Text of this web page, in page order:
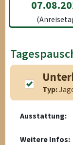
Typ:
Ausstattung:
Weitere Infos: